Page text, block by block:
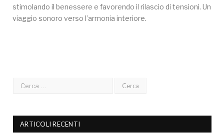
stimolando il benessere e favorendo il rilascio di tensioni. Un
viaggio sonoro verso l’armonia interiore.
ARTICOLI RECENTI